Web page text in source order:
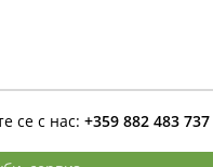
се с нас: +359 882 483 737